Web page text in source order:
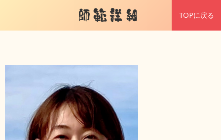
師範詳細 TOPに戻る